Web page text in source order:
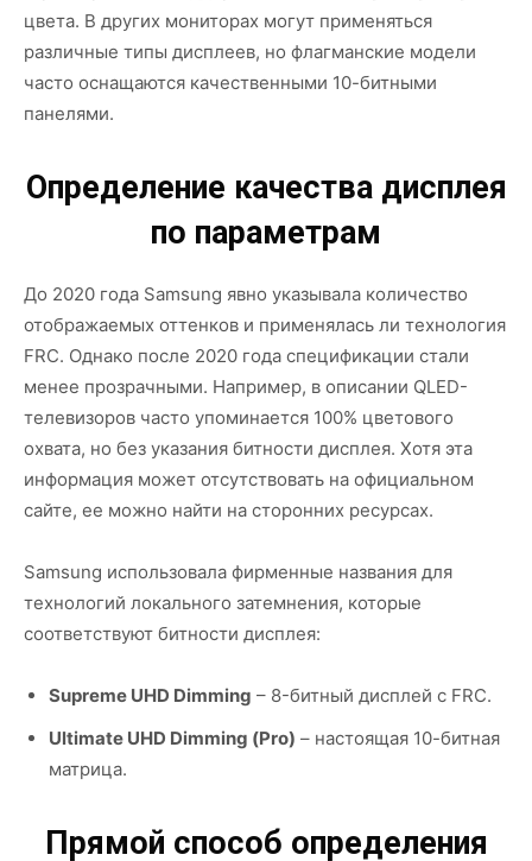
цвета. В других мониторах могут применяться
различные типы дисплеев, но флагманские модели
часто оснащаются качественными 10-битными
панелями.
Определение качества дисплея
по параметрам
До 2020 года Samsung явно указывала количество
отображаемых оттенков и применялась ли технология
FRC. Однако после 2020 года спецификации стали
менее прозрачными. Например, в описании QLED-
телевизоров часто упоминается 100% цветового
охвата, но без указания битности дисплея. Хотя эта
информация может отсутствовать на официальном
сайте, ее можно найти на сторонних ресурсах.
Samsung использовала фирменные названия для
технологий локального затемнения, которые
соответствуют битности дисплея:
Supreme UHD Dimming – 8-битный дисплей с FRC.
Ultimate UHD Dimming (Pro) – настоящая 10-битная
матрица.
Прямой способ определения